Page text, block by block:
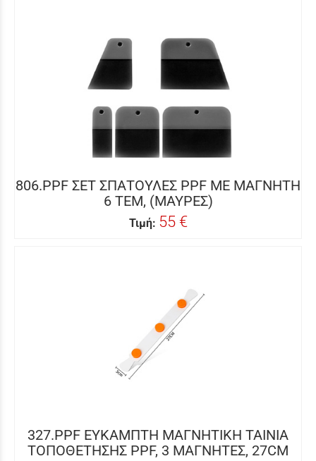
806.PPF ΣΕΤ ΣΠΑΤΟΥΛΕΣ PPF ΜΕ ΜΑΓΝΗΤΗ
6 ΤΕΜ, (ΜΑΥΡΕΣ)
Τιμή: 55 €
327.PPF ΕΥΚΑΜΠΤΗ ΜΑΓΝΗΤΙΚΗ ΤΑΙΝΙΑ
ΤΟΠΟΘΕΤΗΣΗΣ PPF, 3 ΜΑΓΝΗΤΕΣ, 27CM